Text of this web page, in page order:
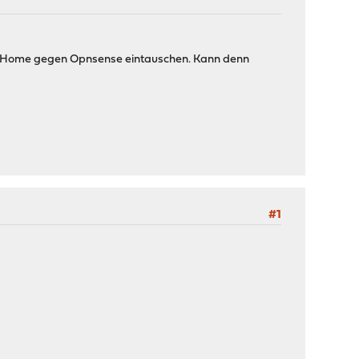
gegen Opnsense eintauschen. Kann denn
#1